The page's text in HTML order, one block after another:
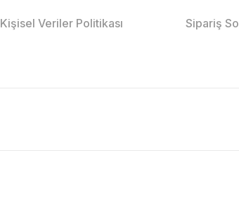
Kişisel Veriler Politikası Sipariş